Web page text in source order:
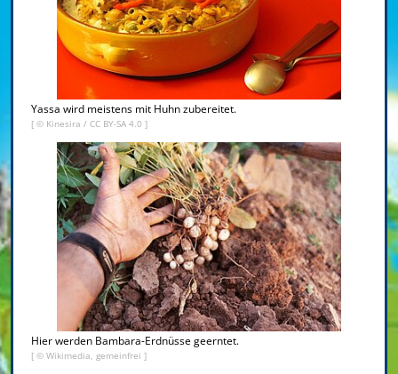
Yassa wird meistens mit Huhn zubereitet.
[ © Kinesira / CC BY-SA 4.0 ]
Hier werden Bambara-Erdnüsse geerntet.
[ © Wikimedia, gemeinfrei ]